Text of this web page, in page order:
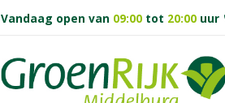
Vandaag open van 09:00 tot 20:00 uur